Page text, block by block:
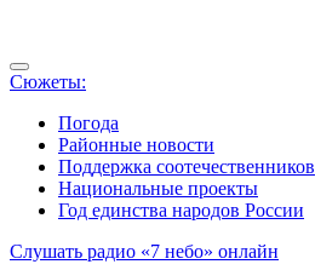
Сюжеты:
Погода
Районные новости
Поддержка соотечественников
Национальные проекты
Год единства народов России
Слушать радио «7 небо» онлайн